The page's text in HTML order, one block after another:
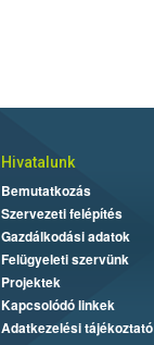
Hivatalunk
Bemutatkozás
Szervezeti felépítés
Gazdálkodási adatok
Felügyeleti szervünk
Projektek
Kapcsolódó linkek
Adatkezelési tájékoztató